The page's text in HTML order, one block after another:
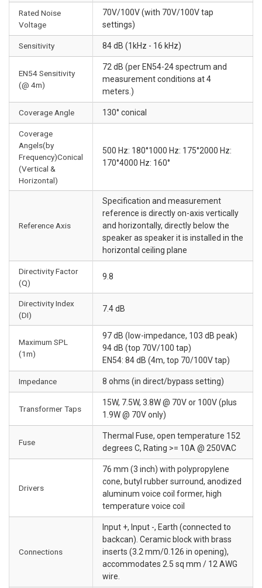
Rated Noise
Voltage
70V/100V (with 70V/100V tap
settings)
Sensitivity 84 dB (1kHz - 16 kHz)
EN54 Sensitivity
(@ 4m)
72 dB (per EN54-24 spectrum and
measurement conditions at 4
meters.)
Coverage Angle 130° conical
Coverage
Angels(by
Frequency)Conical
(Vertical &
Horizontal)
500 Hz: 180°1000 Hz: 175°2000 Hz:
170°4000 Hz: 160°
Reference Axis
Specification and measurement
reference is directly on-axis vertically
and horizontally, directly below the
speaker as speaker it is installed in the
horizontal ceiling plane
Directivity Factor
(Q)
9.8
Directivity Index
(DI)
7.4 dB
Maximum SPL
(1m)
97 dB (low-impedance, 103 dB peak)
94 dB (top 70V/100 tap)
EN54: 84 dB (4m, top 70/100V tap)
Impedance 8 ohms (in direct/bypass setting)
Transformer Taps
15W, 7.5W, 3.8W @ 70V or 100V (plus
1.9W @ 70V only)
Fuse
Thermal Fuse, open temperature 152
degrees C, Rating >= 10A @ 250VAC
Drivers
76 mm (3 inch) with polypropylene
cone, butyl rubber surround, anodized
aluminum voice coil former, high
temperature voice coil
Connections
Input +, Input -, Earth (connected to
backcan). Ceramic block with brass
inserts (3.2 mm/0.126 in opening),
accommodates 2.5 sq mm / 12 AWG
wire.